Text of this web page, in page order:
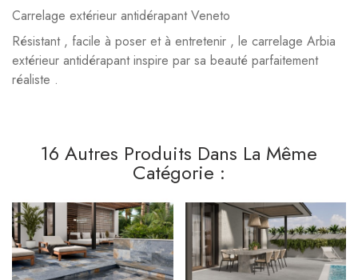
Carrelage extérieur antidérapant Veneto
Résistant , facile à poser et à entretenir , le carrelage Arbia
extérieur antidérapant inspire par sa beauté parfaitement
réaliste .
16 Autres Produits Dans La Même
Catégorie :